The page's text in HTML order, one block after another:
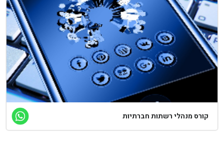
קורס מנהלי רשתות חברתיות